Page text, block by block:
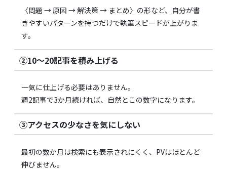
〈問題 → 原因 → 解決策 → まとめ〉の形など、自分が書
きやすいパターンを持つだけで執筆スピードが上がりま
す。
②10〜20記事を積み上げる
一気に仕上げる必要はありません。
週2記事で3か月続ければ、自然とこの数字になります。
③アクセスの少なさを気にしない
最初の数か月は検索にも表示されにくく、PVはほとんど
伸びません。